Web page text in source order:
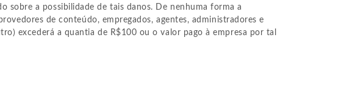
sobre a possibilidade de tais danos. De nenhuma forma a
de conteúdo, empregados, agentes, administradores e
excederá a quantia de R$100 ou o valor pago à empresa por tal